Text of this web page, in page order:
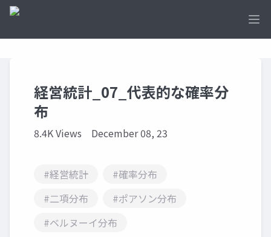
経営統計_07_代表的な確率分
布
8.4K Views December 08, 23
#経営統計
#確率分布
#二項分布
#ポアソン分布
#ベルヌーイ分布